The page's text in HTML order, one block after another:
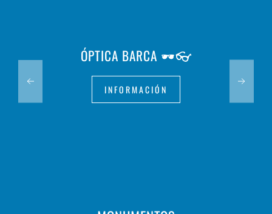
ÓPTICA BARCA 🕶️👓
INFORMACIÓN